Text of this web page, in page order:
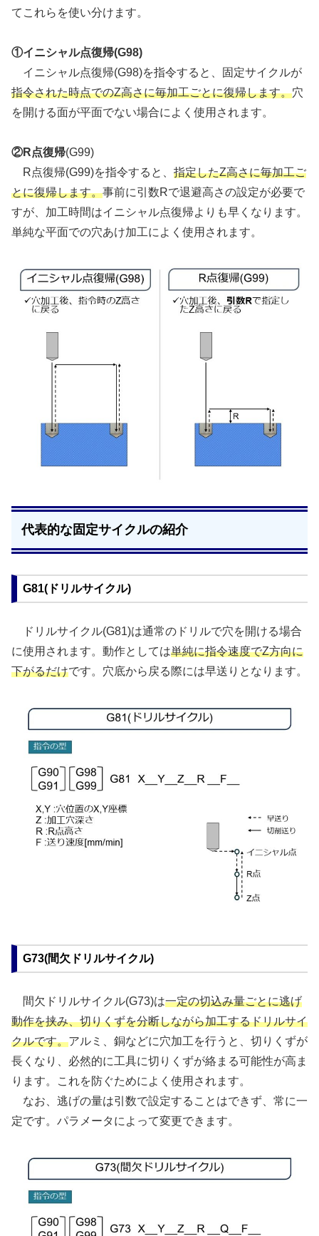
てこれらを使い分けます。
①イニシャル点復帰(G98)
イニシャル点復帰(G98)を指令すると、固定サイクルが
指令された時点でのZ高さに毎加工ごとに復帰します。穴
を開ける面が平面でない場合によく使用されます。
②R点復帰(G99)
R点復帰(G99)を指令すると、 指定したZ高さに毎加工ご
とに復帰します。事前に引数Rで退避高さの設定が必要で
すが、加工時間はイニシャル点復帰よりも早くなります。
単純な平面での穴あけ加工によく使用されます。
代表的な固定サイクルの紹介
G81(ドリルサイクル)
ドリルサイクル(G81)は通常のドリルで穴を開ける場合
に使用されます。動作としては単純に指令速度でZ方向に
下がるだけです。穴底から戻る際には早送りとなります。
G73(間欠ドリルサイクル)
間欠ドリルサイクル(G73)は一定の切込み量ごとに逃げ
動作を挟み、切りくずを分断しながら加工するドリルサイ
クルです。アルミ、銅などに穴加工を行うと、切りくずが
長くなり、必然的に工具に切りくずが絡まる可能性が高ま
ります。これを防ぐためによく使用されます。
なお、逃げの量は引数で設定することはできず、常に一
定です。パラメータによって変更できます。